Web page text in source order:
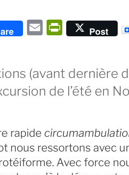
E
l
P
ri
Fr
ie
y
Post
(avant dernière
de l’été en
rapide
nous ressortons avec
Avec force